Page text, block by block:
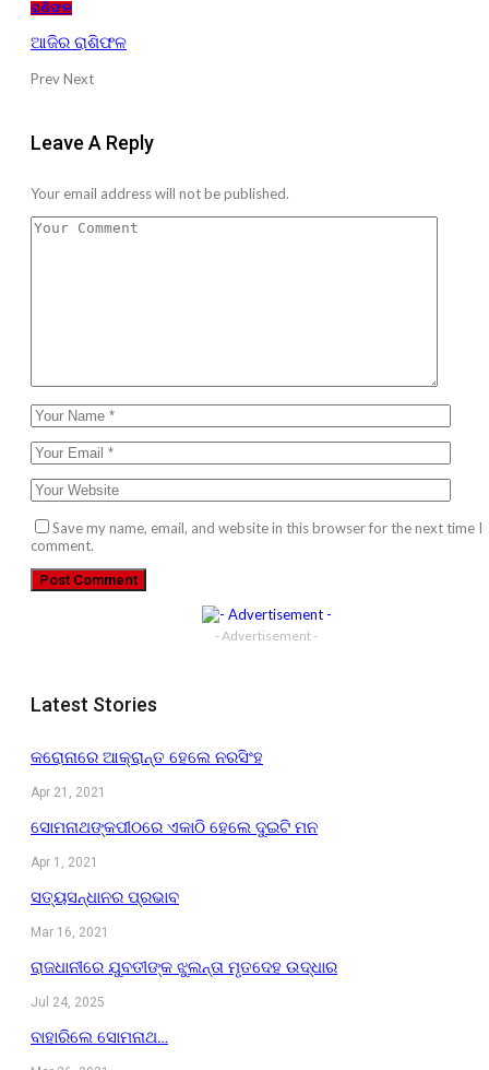
ରାଶିଫଳ
ଆଜିର ରାଶିଫଳ
PrevNext
Leave A Reply
Your email address will not be published.
Save my name, email, and website in this browser for the next time I
comment.
- Advertisement -
Latest Stories
କରୋନାରେ ଆକ୍ରାନ୍ତ ହେଲେ ନରସିଂହ
Apr 21, 2021
ସୋମନାଥଙ୍କପୀଠରେ ଏକାଠି ହେଲେ ଦୁଇଟି ମନ
Apr 1, 2021
ସତ୍ୟସନ୍ଧାନର ପ୍ରଭାବ
Mar 16, 2021
ରାଜଧାନୀରେ ଯୁବତୀଙ୍କ ଝୁଲନ୍ତା ମୃତଦେହ ଉଦ୍ଧାର
Jul 24, 2025
ବାହାରିଲେ ସୋମନାଥ…